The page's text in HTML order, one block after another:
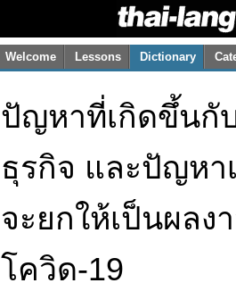
Welcome Lessons Dictionary
ปัญหาที่เกิดขึ้นกั
ธุรกิจ และปัญหา
จะยกให้เป็นผลง
โควิด-19